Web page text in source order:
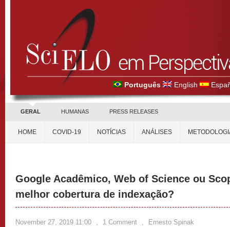
Português English
GERAL HUMANAS PRESS RELEASES
HOME COVID-19 NOTÍCIAS ANÁLISES
Google Acadêmico, Web of Science ou
melhor cobertura de indexação?
November 27, 2019 11:00 , 1 Comment , Ernesto Spinak